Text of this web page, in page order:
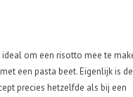
ideal om een risotto mee te
een pasta beet. Eigenlijk is de
precies hetzelfde als bij een